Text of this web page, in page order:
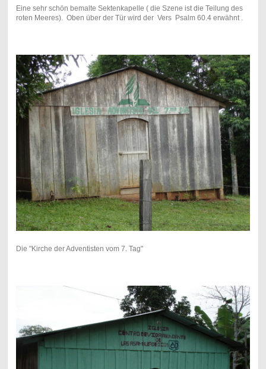
Eine sehr schön bemalte Sektenkapelle ( die Szene ist die Teilung des
roten Meeres). Oben über der Tür wird der Vers Psalm 60.4 erwähnt .
Die "Kirche der Adventisten vom 7. Tag"